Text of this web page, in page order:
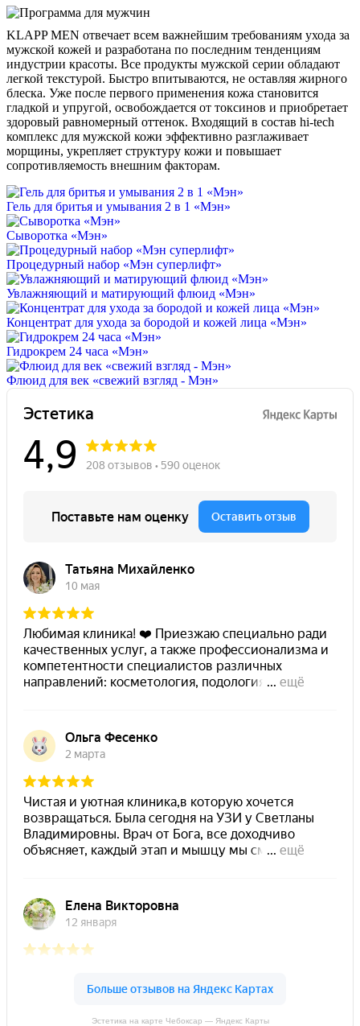
KLAPP MEN отвечает всем важнейшим требованиям ухода за
мужской кожей и разработана по последним тенденциям
индустрии красоты. Все продукты мужской серии обладают
легкой текстурой. Быстро впитываются, не оставляя жирного
блеска. Уже после первого применения кожа становится
гладкой и упругой, освобождается от токсинов и приобретает
здоровый равномерный оттенок. Входящий в состав hi-tech
комплекс для мужской кожи эффективно разглаживает
морщины, укрепляет структуру кожи и повышает
сопротивляемость внешним факторам.
Гель для бритья и умывания 2 в 1 «Мэн»
Сыворотка «Мэн»
Процедурный набор «Мэн суперлифт»
Увлажняющий и матирующий флюид «Мэн»
Концентрат для ухода за бородой и кожей лица «Мэн»
Гидрокрем 24 часа «Мэн»
Флюид для век «свежий взгляд - Мэн»
Эстетика на карте Чебоксар — Яндекс Карты